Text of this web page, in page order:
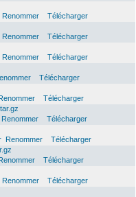
Renommer
Télécharger
Renommer
Télécharger
Renommer
Télécharger
Télécharger
Télécharger
Renommer
Télécharger
Renommer
Télécharger
Télécharger
Renommer
Télécharger